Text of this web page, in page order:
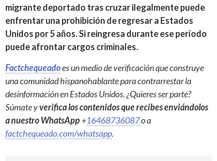
migrante deportado tras cruzar ilegalmente puede
enfrentar una prohibición de regresar a Estados
Unidos por 5 años. Si reingresa durante ese período
puede afrontar cargos criminales.
Factchequeadoes un medio de verificación que construye
una comunidad hispanohablante para contrarrestar la
desinformación en Estados Unidos. ¿Quieres ser parte?
Súmate yverifica los contenidos que recibes enviándolos
a nuestro WhatsApp+16468736087o a
factchequeado.com/whatsapp.